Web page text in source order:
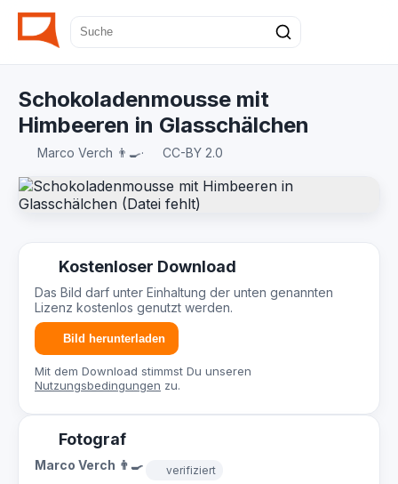
Schokoladenmousse mit
Himbeeren in Glasschälchen
Marco Verch 👨‍🍳· CC-BY 2.0
Kostenloser Download
Das Bild darf unter Einhaltung der unten genannten
Lizenz kostenlos genutzt werden.
Bild herunterladen
Mit dem Download stimmst Du unseren
Nutzungsbedingungen zu.
Fotograf
Marco Verch 👨‍🍳 verifiziert